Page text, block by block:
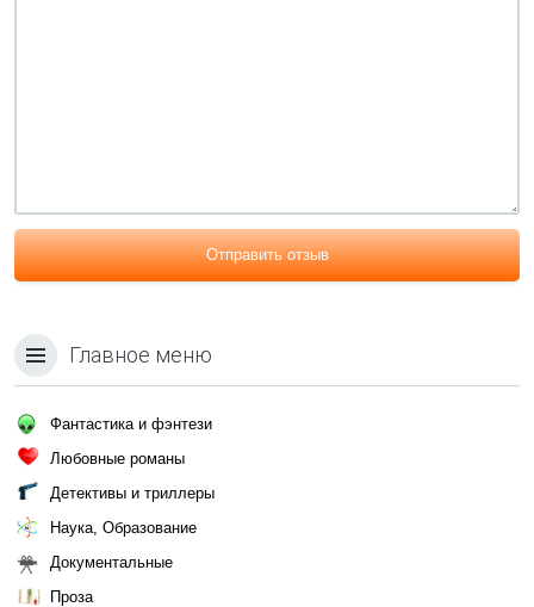
Отправить отзыв
Главное меню
Фантастика и фэнтези
Любовные романы
Детективы и триллеры
Наука, Образование
Документальные
Проза